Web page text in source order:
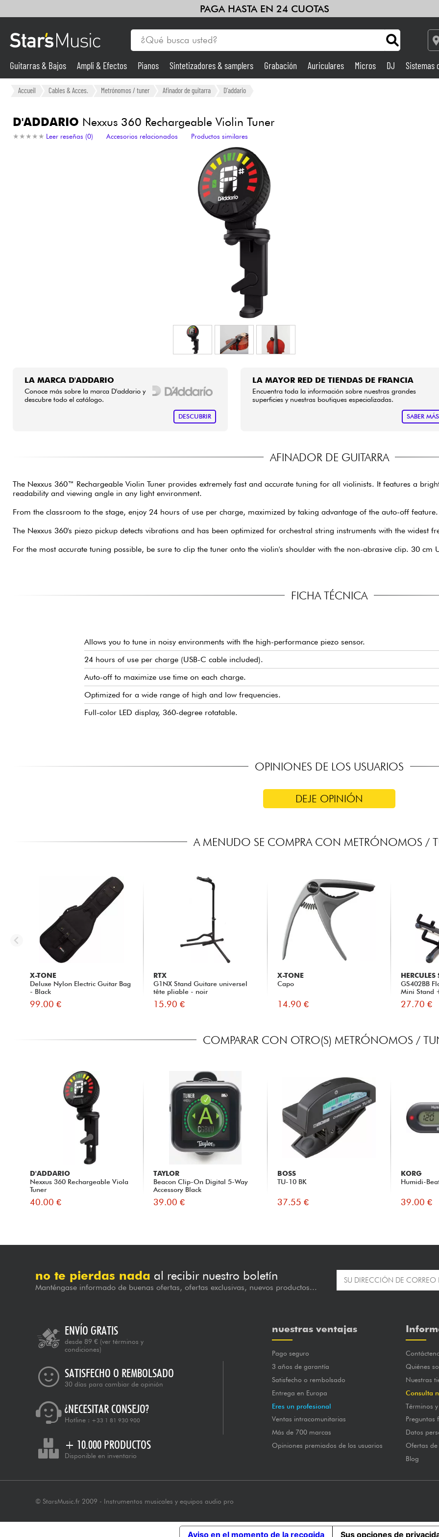
PAGA HASTA EN 24 CUOTAS
Guitarras & Bajos
Sintetizadores & samplers
Batería y percusión
Niños
Guitarras & Bajos Ampli & Efectos Pianos Sintetizadores & samplers Grabación Auriculares Micros DJ Sistemas
Accueil Cables & Acces. Metrónomos / tuner Afinador de guitarra D'addario
D'ADDARIO Nexxus 360 Rechargeable Violin Tuner
★ ★ ★ ★ ★
★ ★ ★ ★ ★ Leer reseñas (0) Accesorios relacionados Productos similares
LA MARCA D'ADDARIO
Conoce más sobre la marca D'addario y
descubre todo el catálogo.
DESCUBRIR
LA MAYOR RED DE TIENDAS DE FRANCIA
Encuentra toda la información sobre nuestras grandes
superficies y nuestras boutiques especializadas.
SABER MÁS
AFINADOR DE GUITARRA
The Nexxus 360™ Rechargeable Violin Tuner provides extremely fast and accurate tuning for all violinists. It features a
readability and viewing angle in any light environment.
From the classroom to the stage, enjoy 24 hours of use per charge, maximized by taking advantage of the auto-off feature.
The Nexxus 360's piezo pickup detects vibrations and has been optimized for orchestral string instruments with the widest
For the most accurate tuning possible, be sure to clip the tuner onto the violin's shoulder with the non-abrasive clip. 30 cm
FICHA TÉCNICA
Allows you to tune in noisy environments with the high-performance piezo sensor.
24 hours of use per charge (USB-C cable included).
Auto-off to maximize use time on each charge.
Optimized for a wide range of high and low frequencies.
Full-color LED display, 360-degree rotatable.
OPINIONES DE LOS USUARIOS
DEJE OPINIÓN
A MENUDO SE COMPRA CON METRÓNOMOS /
X-TONE
Deluxe Nylon Electric Guitar Bag
- Black
99.00 €
RTX
G1NX Stand Guitare universel
tête pliable - noir
15.90 €
X-TONE
Capo
14.90 €
HERCULES
GS402BB
Mini Stand
27.70 €
COMPARAR CON OTRO(S) METRÓNOMOS /
D'ADDARIO
Nexxus 360 Rechargeable Viola
Tuner
40.00 €
TAYLOR
Beacon Clip-On Digital 5-Way
Accessory Black
39.00 €
BOSS
TU-10 BK
37.55 €
KORG
Humidi-
39.00 €
no te pierdas nada al recibir nuestro boletín
Manténgase informado de buenas ofertas, ofertas exclusivas, nuevos productos...
ENVÍO GRATIS
desde 89 € (ver términos y
condiciones)
SATISFECHO O REMBOLSADO
30 días para cambiar de opinión
¿NECESITAR CONSEJO?
Hotline : +33 1 81 930 900
+ 10.000 PRODUCTOS
Disponible en inventario
nuestras ventajas
Pago seguro
3 años de garantía
Satisfecho o rembolsado
Entrega en Europa
Eres un profesional
Ventas intracomunitarias
Más de 700 marcas
Opiniones premiados de los usuarios
Quiénes
Nuestras
Consulta
Términos
Preguntas
Datos
Ofertas
Blog
© StarsMusic.fr 2009 - Instrumentos musicales y equipos audio pro
Aviso en el momento de la recogida Sus opciones de